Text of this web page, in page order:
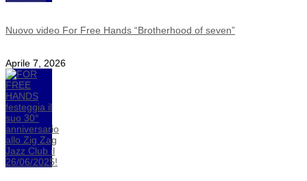
Nuovo video For Free Hands “Brotherhood of seven”
Aprile 7, 2026